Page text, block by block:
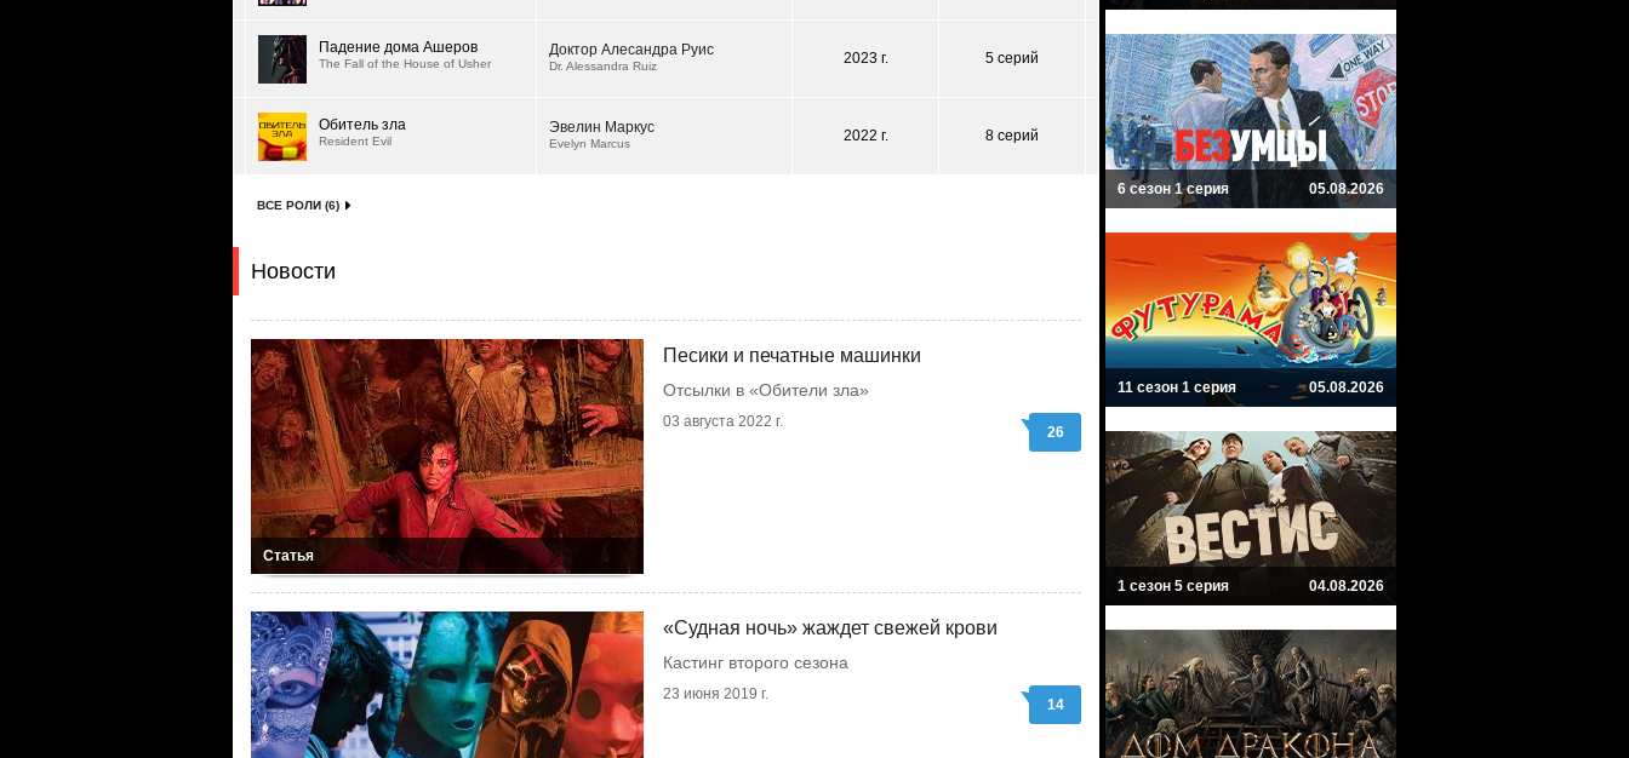
Падение дома Ашеров
The Fall of the House of Usher
Доктор Алесандра Руис
Dr. Alessandra Ruiz 2023 г. 5 серий
Обитель зла
Resident Evil
Эвелин Маркус
Evelyn Marcus 2022 г. 8 серий
ВСЕ РОЛИ (6)
Новости
Статья
Песики и печатные машинки
Отсылки в «Обители зла»
03 августа 2022 г.
26
«Судная ночь» жаждет свежей крови
Кастинг второго сезона
23 июня 2019 г.
14
6 сезон 1 серия 05.08.2026
11 сезон 1 серия 05.08.2026
1 сезон 5 серия 04.08.2026